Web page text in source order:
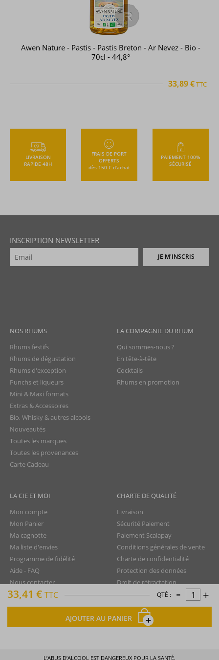
33,41 € TTC QTÉ : - +
AJOUTER AU PANIER
Ricard - Pastis - Pastis de Marseille - 70cl - 45°
20,45 €TTC
LIVRAISON
RAPIDE 48H
FRAIS DE PORT
OFFERTS
dès 150 € d’achat
PAIEMENT 100%
SÉCURISÉ
INSCRIPTION NEWSLETTER
JE M'INSCRIS
NOS RHUMS
Rhums festifs
Rhums de dégustation
Rhums d'exception
Punchs et liqueurs
Mini & Maxi formats
Extras & Accessoires
Bio, Whisky & autres alcools
Nouveautés
Toutes les marques
Toutes les provenances
Carte Cadeau
LA COMPAGNIE DU RHUM
Qui sommes-nous ?
En tête-à-tête
Cocktails
Rhums en promotion
LA CIE ET MOI
Mon compte
Mon Panier
Ma cagnotte
Ma liste d'envies
Programme de fidélité
Aide - FAQ
Nous contacter
CHARTE DE QUALITÉ
Livraison
Sécurité Paiement
Paiement Scalapay
Conditions générales de vente
Charte de confidentialité
Protection des données
Droit de rétractation
Mentions légales
Plan du site
La Compagnie du Rhum © tous droits réservés
L’ABUS D’ALCOOL EST DANGEREUX POUR LA SANTÉ.